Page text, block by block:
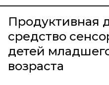
Продуктивная
средство
детей
возраста